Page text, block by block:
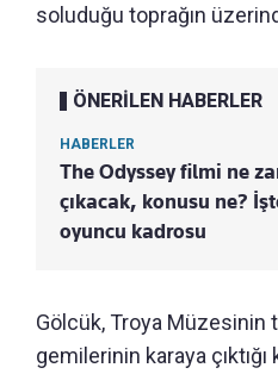
soluduğu toprağın
ÖNERİLEN HABERLER
HABERLER
The Odyssey filmi ne
çıkacak, konusu ne?
oyuncu kadrosu
Gölcük, Troya Müzesinin
gemilerinin karaya